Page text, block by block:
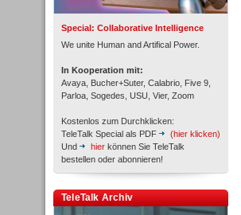
Special: Collaborative Intelligence
We unite Human and Artifical Power.
In Kooperation mit:
Avaya, Bucher+Suter, Calabrio, Five 9,
Parloa, Sogedes, USU, Vier, Zoom
Kostenlos zum Durchklicken:
TeleTalk Special als PDF
(hier klicken)
Und
hier können Sie TeleTalk
bestellen oder abonnieren!
TeleTalk Archiv
Inbound